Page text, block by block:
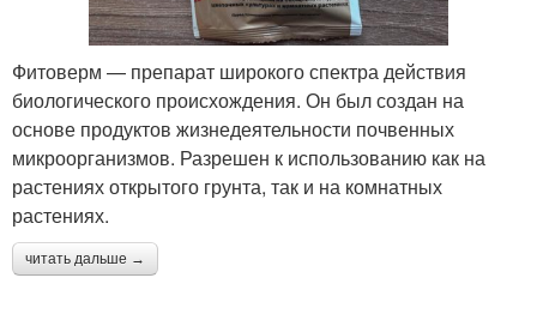
Фитоверм — препарат широкого спектра действия
биологического происхождения. Он был создан на
основе продуктов жизнедеятельности почвенных
микроорганизмов. Разрешен к использованию как на
растениях открытого грунта, так и на комнатных
растениях.
читать дальше →